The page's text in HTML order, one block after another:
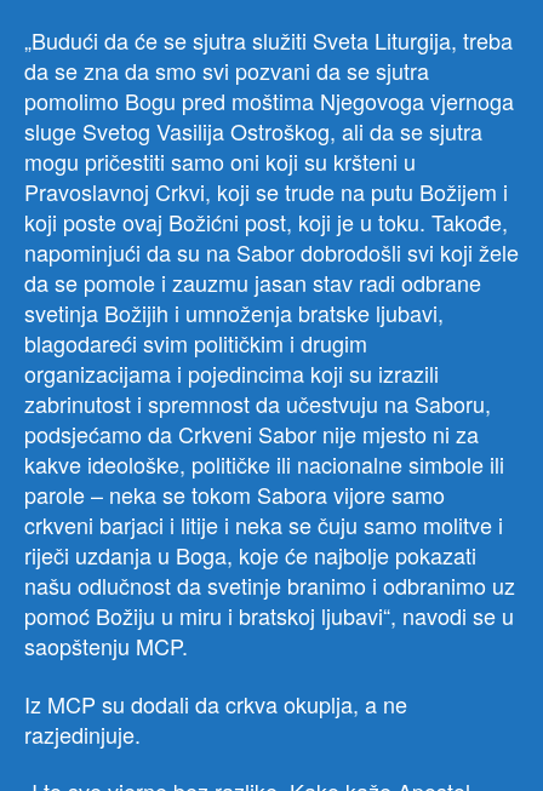
„Budući da će se sjutra služiti Sveta Liturgija, treba
da se zna da smo svi pozvani da se sjutra
pomolimo Bogu pred moštima Njegovoga vjernoga
sluge Svetog Vasilija Ostroškog, ali da se sjutra
mogu pričestiti samo oni koji su kršteni u
Pravoslavnoj Crkvi, koji se trude na putu Božijem i
koji poste ovaj Božićni post, koji je u toku. Takođe,
napominjući da su na Sabor dobrodošli svi koji žele
da se pomole i zauzmu jasan stav radi odbrane
svetinja Božijih i umnoženja bratske ljubavi,
blagodareći svim političkim i drugim
organizacijama i pojedincima koji su izrazili
zabrinutost i spremnost da učestvuju na Saboru,
podsjećamo da Crkveni Sabor nije mjesto ni za
kakve ideološke, političke ili nacionalne simbole ili
parole – neka se tokom Sabora vijore samo
crkveni barjaci i litije i neka se čuju samo molitve i
riječi uzdanja u Boga, koje će najbolje pokazati
našu odlučnost da svetinje branimo i odbranimo uz
pomoć Božiju u miru i bratskoj ljubavi“, navodi se u
saopštenju MCP.
Iz MCP su dodali da crkva okuplja, a ne
razjedinjuje.